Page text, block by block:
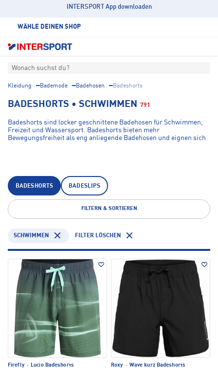
INTERSPORT App downloaden
WÄHLE DEINEN SHOP
Wonach suchst du?
Kleidung Bademode Badehosen Badeshorts
BADESHORTS • SCHWIMMEN 791
Badeshorts sind locker geschnittene Badehosen für Schwimmen,
Freizeit und Wassersport. Badeshorts bieten mehr
Bewegungsfreiheit als eng anliegende Badehosen und eignen sich
BADESHORTS BADESLIPS
FILTERN & SORTIEREN
SCHWIMMEN FILTER LÖSCHEN
Firefly ·
Lucio Badeshorts
Roxy · Wave kurz Badeshorts